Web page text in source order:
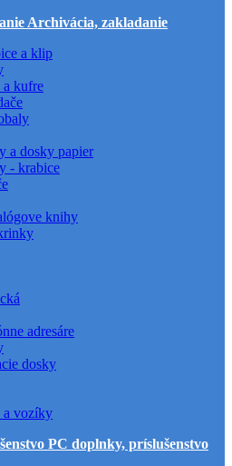
Archivácia, zakladanie
a klip
kufre
a dosky papier
- krabice
knihy
adresáre
dosky
a vozíky
PC doplnky, príslušenstvo